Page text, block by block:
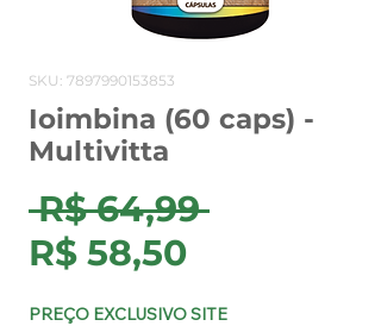
SKU: 7897990153853
Ioimbina (60 caps) -
Multivitta
R$ 64,99 Preço
R$ 58,50Preço
PREÇO EXCLUSIVO SITE